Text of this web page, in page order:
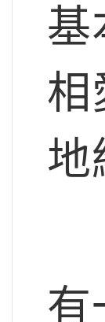
基
相
地
有